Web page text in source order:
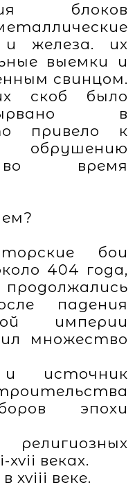
блоков
железа. их
выемки и
свинцом.
скоб было
в
привело к
во время
бои
404 года,
падения
империи
множество
источник
эпохи
xvii веках.
xviii веке.